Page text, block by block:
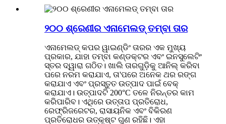
୨୦୦ ଶ୍ରେଣୀର ଏନାମେଲଡ୍ ତମ୍ବା ତାର
ଏନାମେଲଡ୍ କପର ୱାଇଣ୍ଡିଂ ତାରର ଏକ ମୁଖ୍ୟ
ପ୍ରକାର, ଯାହା ତମ୍ବା କଣ୍ଡକ୍ଟର ଏବଂ ଇନସୁଲେଟିଂ
ସ୍ତର ଦ୍ୱାରା ଗଠିତ। ଖାଲି ତାରଗୁଡ଼ିକୁ ଆନିଲ୍ କରିବା
ପରେ ନରମ କରାଯାଏ, ତା'ପରେ ଅନେକ ଥର ରଙ୍ଗ
କରାଯାଏ ଏବଂ ପ୍ରସ୍ତୁତ ଉତ୍ପାଦ ପାଇଁ ବେକ୍
କରାଯାଏ। ଉତ୍ପାଦଟି 200°C ତଳେ ନିରନ୍ତର କାମ
କରିପାରିବ। ଏଥିରେ ଉତ୍ତାପ ପ୍ରତିରୋଧ,
ରେଫ୍ରିଜରେଟର, ରାସାୟନିକ ଏବଂ ବିକିରଣ
ପ୍ରତିରୋଧର ଉତ୍କୃଷ୍ଟ ଗୁଣ ରହିଛି। ଏହା